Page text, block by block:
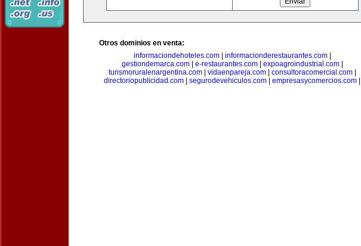
Otros dominios en venta:
informaciondehoteles.com| informacionderestaurantes.com|
gestiondemarca.com| e-restaurantes.com| expoagroindustrial.com|
turismoruralenargentina.com| vidaenpareja.com| consultoracomercial.com|
directoriopublicidad.com
segurodevehiculos.com empresasycomercios.com